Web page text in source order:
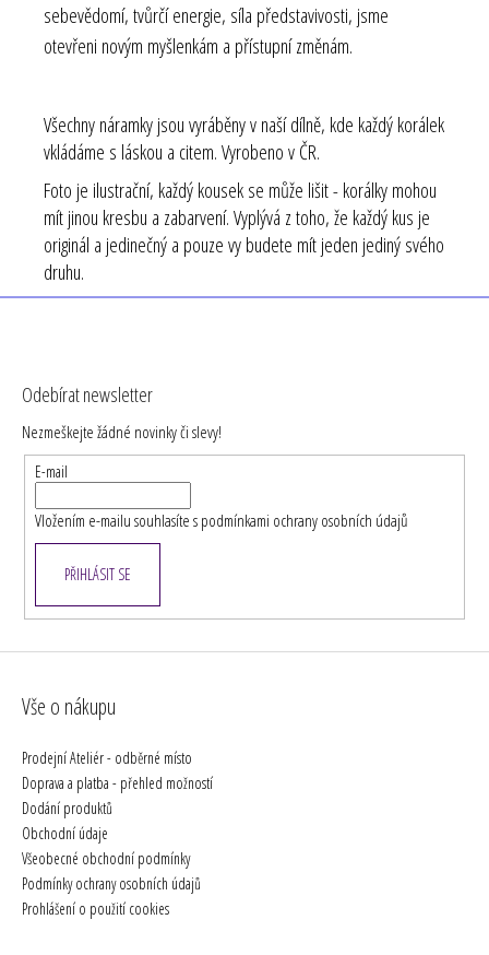
sebevědomí, tvůrčí energie, síla představivosti, jsme
otevřeni novým myšlenkám a přístupní změnám.
Všechny náramky jsou vyráběny v naší dílně, kde každý korálek
vkládáme s láskou a citem. Vyrobeno v ČR.
Foto je ilustrační, každý kousek se může lišit - korálky mohou
mít jinou kresbu a zabarvení. Vyplývá z toho, že každý kus je
originál a jedinečný a pouze vy budete mít jeden jediný svého
druhu.
Odebírat newsletter
Nezmeškejte žádné novinky či slevy!
E-mail
Vložením e-mailu souhlasíte spodmínkami ochrany osobních údajů
PŘIHLÁSIT SE
Vše o nákupu
Prodejní Ateliér - odběrné místo
Doprava a platba - přehled možností
Dodání produktů
Obchodní údaje
Všeobecné obchodní podmínky
Podmínky ochrany osobních údajů
Prohlášení o použití cookies